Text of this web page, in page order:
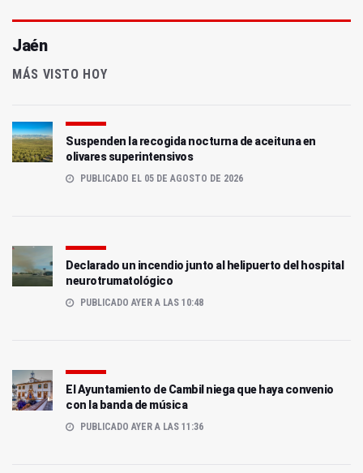
Jaén
MÁS VISTO HOY
Suspenden la recogida nocturna de aceituna en
olivares superintensivos
PUBLICADO EL 05 DE AGOSTO DE 2026
Declarado un incendio junto al helipuerto del hospital
neurotrumatológico
PUBLICADO AYER A LAS 10:48
El Ayuntamiento de Cambil niega que haya convenio
con la banda de música
PUBLICADO AYER A LAS 11:36